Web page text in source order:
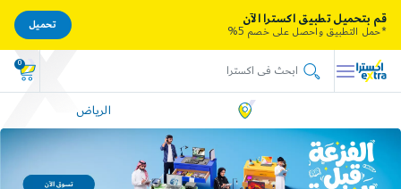
0
الرياض
قم بتحميل تطبيق اكسترا الآن
*حمل التطبيق واحصل على خصم 5%
تحميل